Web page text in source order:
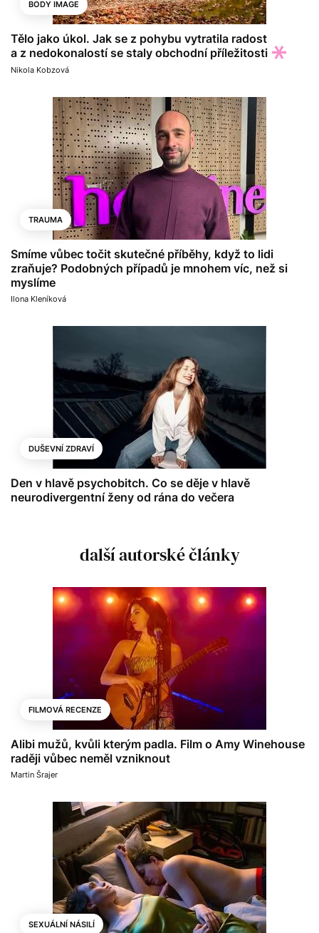
BODY IMAGE
Tělo jako úkol. Jak se z pohybu vytratila radost
a z nedokonalostí se staly obchodní příležitosti
Nikola Kobzová
TRAUMA
Smíme vůbec točit skutečné příběhy, když to lidi
zraňuje? Podobných případů je mnohem víc, než si
myslíme
Ilona Kleníková
DUŠEVNÍ ZDRAVÍ
Den v hlavě psychobitch. Co se děje v hlavě
neurodivergentní ženy od rána do večera
další autorské články
FILMOVÁ RECENZE
Alibi mužů, kvůli kterým padla. Film o Amy Winehouse
raději vůbec neměl vzniknout
Martin Šrajer
SEXUÁLNÍ NÁSILÍ